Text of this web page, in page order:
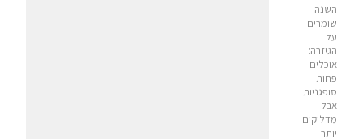
השנה
שומרים
על
הגיזרה:
אוכלים
פחות
סופגניות
אבל
מדליקים
יותר